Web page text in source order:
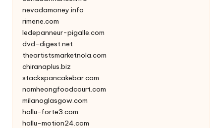
nevadamoney.info
rimene.com
ledepanneur-pigalle.com
dvd-digest.net
theartistsmarketnola.com
chiranaplus.biz
stackspancakebar.com
namheongfoodcourt.com
milanoglasgow.com
hallu-forte3.com
hallu-motion24.com